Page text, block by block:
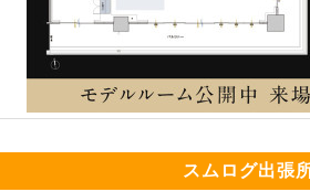
スムログ出張